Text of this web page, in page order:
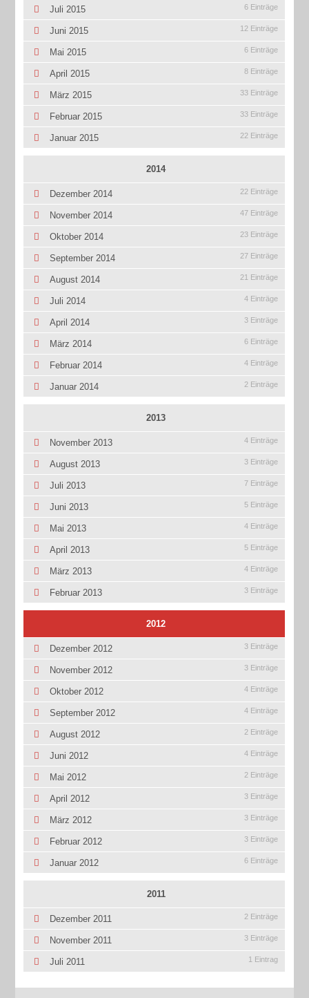
Juli 2015 6 Einträge
Juni 2015 12 Einträge
Mai 2015 6 Einträge
April 2015 8 Einträge
März 2015 33 Einträge
Februar 2015 33 Einträge
Januar 2015 22 Einträge
2014
Dezember 2014 22 Einträge
November 2014 47 Einträge
Oktober 2014 23 Einträge
September 2014 27 Einträge
August 2014 21 Einträge
Juli 2014 4 Einträge
April 2014 3 Einträge
März 2014 6 Einträge
Februar 2014 4 Einträge
Januar 2014 2 Einträge
2013
November 2013 4 Einträge
August 2013 3 Einträge
Juli 2013 7 Einträge
Juni 2013 5 Einträge
Mai 2013 4 Einträge
April 2013 5 Einträge
März 2013 4 Einträge
Februar 2013 3 Einträge
2012
Dezember 2012 3 Einträge
November 2012 3 Einträge
Oktober 2012 4 Einträge
September 2012 4 Einträge
August 2012 2 Einträge
Juni 2012 4 Einträge
Mai 2012 2 Einträge
April 2012 3 Einträge
März 2012 3 Einträge
Februar 2012 3 Einträge
Januar 2012 6 Einträge
2011
Dezember 2011 2 Einträge
November 2011 3 Einträge
Juli 2011 1 Eintrag